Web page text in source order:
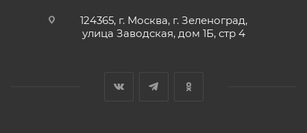
124365, г. Москва, г. Зеленоград,
улица Заводская, дом 1Б, стр 4